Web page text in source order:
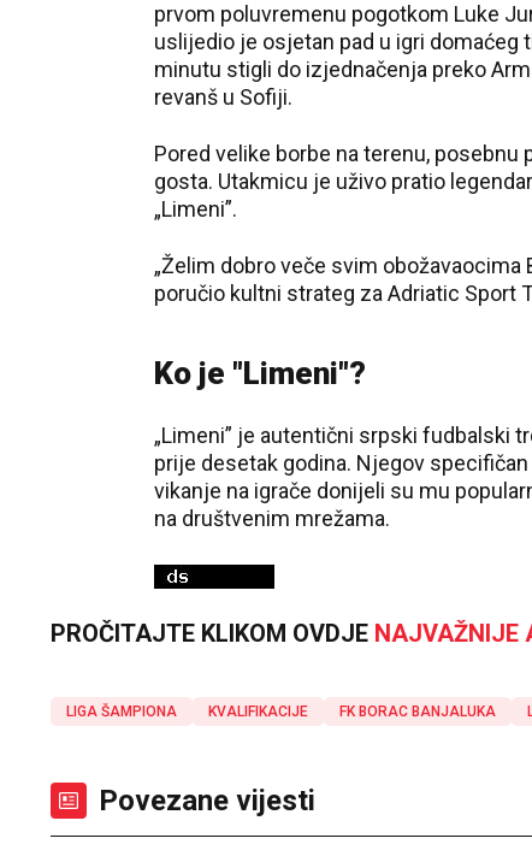
prvom poluvremenu pogotkom Luke
uslijedio je osjetan pad u igri domaćeg
minutu stigli do izjednačenja preko
revanš u Sofiji.
Pored velike borbe na terenu,
gosta. Utakmicu je uživo pratio
„Limeni”.
„Želim dobro veče svim obožavaocima
poručio kultni strateg za Adriatic Sport
Ko je "Limeni"?
„Limeni” je autentični srpski fudbalski
prije desetak godina. Njegov
vikanje na igrače donijeli su mu
na društvenim mrežama.
PROČITAJTE KLIKOM OVDJE NAJVAŽNIJE
LIGA ŠAMPIONA KVALIFIKACIJE FK BORAC BANJALUKA
Povezane vijesti